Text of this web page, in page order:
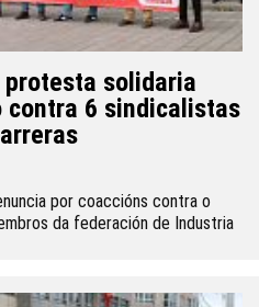
protesta solidaria
contra 6 sindicalistas
por coaccións contra o
da federación de Industria